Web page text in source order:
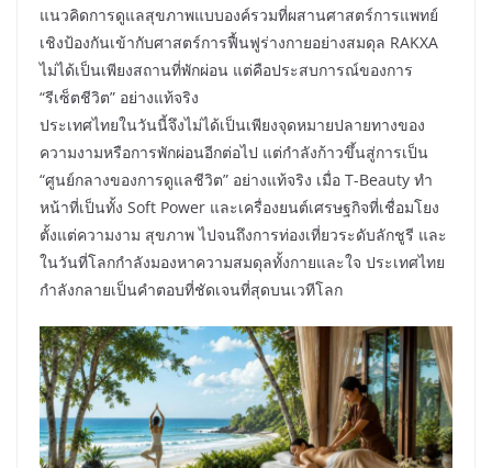
แนวคิดการดูแลสุขภาพแบบองค์รวมที่ผสานศาสตร์การแพทย์
เชิงป้องกันเข้ากับศาสตร์การฟื้นฟูร่างกายอย่างสมดุล RAKXA
ไม่ได้เป็นเพียงสถานที่พักผ่อน แต่คือประสบการณ์ของการ
“รีเซ็ตชีวิต” อย่างแท้จริง
ประเทศไทยในวันนี้จึงไม่ได้เป็นเพียงจุดหมายปลายทางของ
ความงามหรือการพักผ่อนอีกต่อไป แต่กำลังก้าวขึ้นสู่การเป็น
“ศูนย์กลางของการดูแลชีวิต” อย่างแท้จริง เมื่อ T-Beauty ทำ
หน้าที่เป็นทั้ง Soft Power และเครื่องยนต์เศรษฐกิจที่เชื่อมโยง
ตั้งแต่ความงาม สุขภาพ ไปจนถึงการท่องเที่ยวระดับลักชูรี และ
ในวันที่โลกกำลังมองหาความสมดุลทั้งกายและใจ ประเทศไทย
กำลังกลายเป็นคำตอบที่ชัดเจนที่สุดบนเวทีโลก